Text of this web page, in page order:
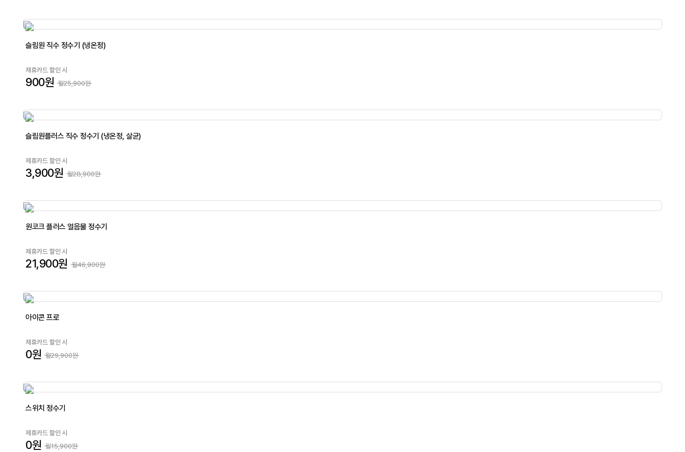
슬림원 직수 정수기 (냉온정)
제휴카드 할인 시
900원 월25,900원
슬림원플러스 직수 정수기 (냉온정, 살균)
제휴카드 할인 시
3,900원 월28,900원
원코크 플러스 얼음물 정수기
제휴카드 할인 시
21,900원 월46,900원
아이콘 프로
제휴카드 할인 시
0원 월29,900원
스위치 정수기
제휴카드 할인 시
0원 월15,900원